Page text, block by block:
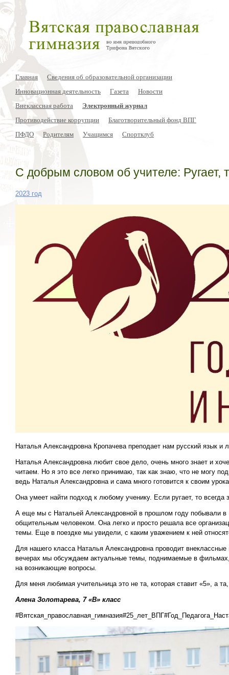
Главная
Сведения об образовательной организации
Инновационная деятельность
Газета
Новости
Внеклассная работа
Электронный журнал
Противодействие коррупции
Благотворительный фонд ВПГ
ПФДО
Родителям Учащимся Спортклуб
С добрым словом об учителе: Ругает,
2023 год
Наталья Александровна Кропачева преподает нам русский язык и
Наталья Александровна любит свое дело, очень много знает и
читаем. Но я это все легко принимаю, так как знаю, что не могу
ведь Наталья Александровна и сама много готовится к своим
Она умеет найти подход к любому ученику. Если ругает, то
А еще мы с Натальей Александровной в прошлом году побывали
общительным человеком. Она легко и просто решала все
темы. Еще в поездке мы увидели, с каким уважением к ней
Для нашего класса Наталья Александровна проводит
вечерах мы обсуждаем актуальные темы, поднимаемые в
на возникающие вопросы.
Для меня любимая учительница это не та, которая ставит «5», а
Алена Золотарева, 7 «В» класс